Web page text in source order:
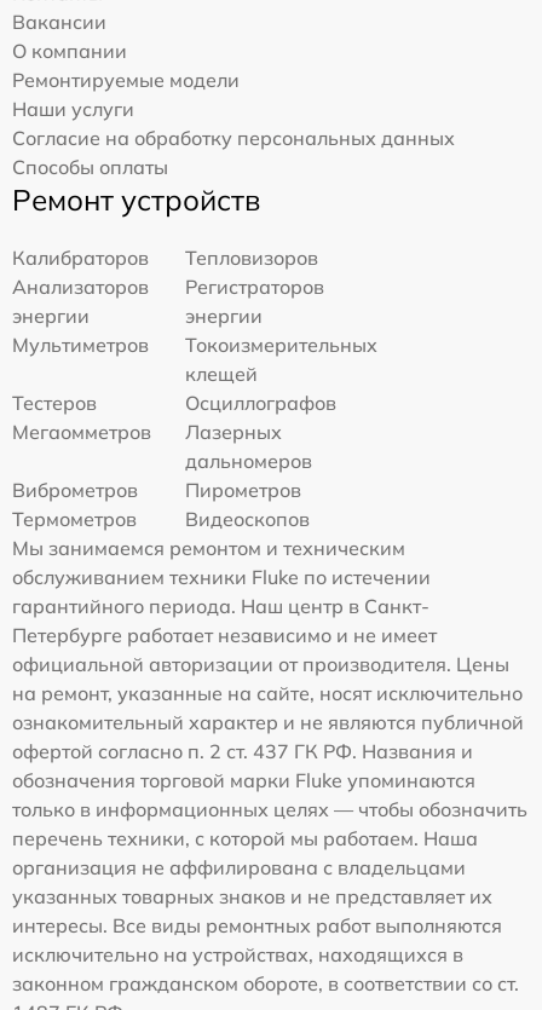
Вакансии
О компании
Ремонтируемые модели
Наши услуги
Согласие на обработку персональных данных
Способы оплаты
Ремонт устройств
Калибраторов
Тепловизоров
Анализаторов
энергии
Регистраторов
энергии
Мультиметров
Токоизмерительных
клещей
Тестеров
Осциллографов
Мегаомметров
Лазерных
дальномеров
Виброметров
Пирометров
Термометров
Видеоскопов
Мы занимаемся ремонтом и техническим
обслуживанием техники Fluke по истечении
гарантийного периода. Наш центр в Санкт-
Петербурге работает независимо и не имеет
официальной авторизации от производителя. Цены
на ремонт, указанные на сайте, носят исключительно
ознакомительный характер и не являются публичной
офертой согласно п. 2 ст. 437 ГК РФ. Названия и
обозначения торговой марки Fluke упоминаются
только в информационных целях — чтобы обозначить
перечень техники, с которой мы работаем. Наша
организация не аффилирована с владельцами
указанных товарных знаков и не представляет их
интересы. Все виды ремонтных работ выполняются
исключительно на устройствах, находящихся в
законном гражданском обороте, в соответствии со ст.